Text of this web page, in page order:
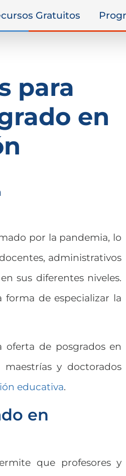
Gratuitos
para
en
por la pandemia, lo
administrativos
sus diferentes niveles.
de especializar la
de posgrados en
maestrías y doctorados
educativa.
en
que profesores y